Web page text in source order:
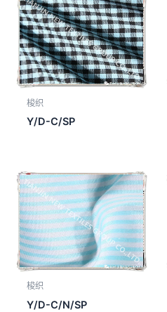
梭织
Y/D-C/SP
梭织
Y/D-C/N/SP